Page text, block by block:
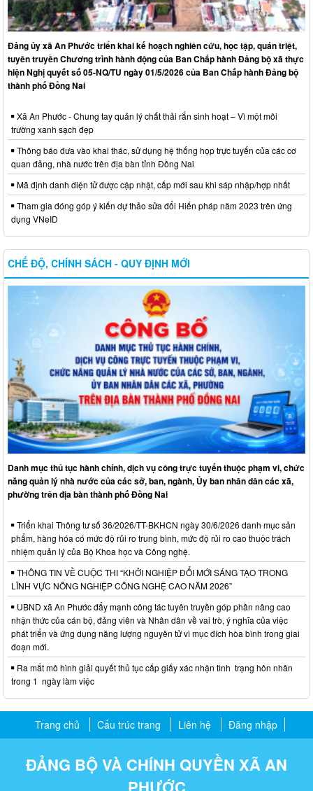
Đảng ủy xã An Phước triển khai kế hoạch nghiên cứu, học tập, quán triệt,
tuyên truyền Chương trình hành động của Ban Chấp hành Đảng bộ xã thực
hiện Nghị quyết số 05-NQ/TU ngày 01/5/2026 của Ban Chấp hành Đảng bộ
thành phố Đồng Nai
Xã An Phước - Chung tay quản lý chất thải rắn sinh hoạt – Vì một môi
trường xanh sạch đẹp
Thông báo đưa vào khai thác, sử dụng hệ thống họp trực tuyến của các cơ
quan đảng, nhà nước trên địa bàn tỉnh Đồng Nai
Mã định danh điện tử được cập nhật, cấp mới sau khi sáp nhập/hợp nhất
Tham gia đóng góp ý kiến dự thảo sửa đổi Hiến pháp năm 2023 trên ứng
dụng VNeID
CHẾ ĐỘ, CHÍNH SÁCH - QUY ĐỊNH MỚI
Danh mục thủ tục hành chính, dịch vụ công trực tuyến thuộc phạm vi, chức
năng quản lý nhà nước của các sở, ban, ngành, Ủy ban nhân dân các xã,
phường trên địa bàn thành phố Đồng Nai
Triển khai Thông tư số 36/2026/TT-BKHCN ngày 30/6/2026 danh mục sản
phẩm, hàng hóa có mức độ rủi ro trung bình, mức độ rủi ro cao thuộc trách
nhiệm quản lý của Bộ Khoa học và Công nghệ.
THÔNG TIN VỀ CUỘC THI “KHỞI NGHIỆP ĐỔI MỚI SÁNG TẠO TRONG
LĨNH VỰC NÔNG NGHIỆP CÔNG NGHỆ CAO NĂM 2026”
UBND xã An Phước đẩy mạnh công tác tuyên truyền góp phần nâng cao
nhận thức của cán bộ, đảng viên và Nhân dân về vai trò, ý nghĩa của việc
phát triển và ứng dụng năng lượng nguyên tử vì mục đích hòa bình trong giai
đoạn mới.
Ra mắt mô hình giải quyết thủ tục cấp giấy xác nhận tình trạng hôn nhân
trong 1 ngày làm việc
Trang chủ Cấu trúc trang Liên hệ Đăng nhập
ĐẢNG BỘ VÀ CHÍNH QUYỀN XÃ AN